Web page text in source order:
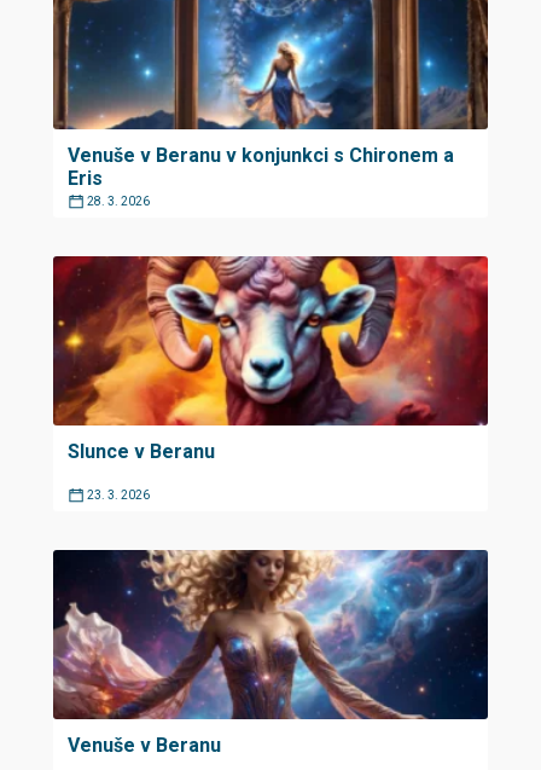
Venuše v Beranu v konjunkci s Chironem a
Eris
28. 3. 2026
Slunce v Beranu
23. 3. 2026
Venuše v Beranu